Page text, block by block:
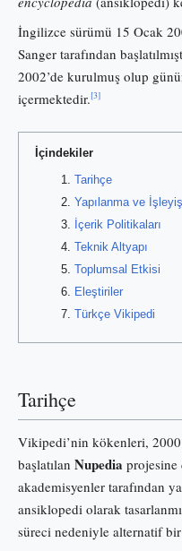
İngilizce sürümü 15 Ocak
Sanger tarafından
2002’de kurulmuş olup
içermektedir.[3]
İçindekiler
Tarihçe
Yapılanma ve İşleyiş
İçerik Politikaları
Teknik Altyapı
Toplumsal Etkisi
Eleştiriler
Türkçe Vikipedi
Tarihçe
Vikipedi’nin kökenleri, 2000
başlatılan Nupedia projesine
akademisyenler tarafından
ansiklopedi olarak
süreci nedeniyle alternatif bir